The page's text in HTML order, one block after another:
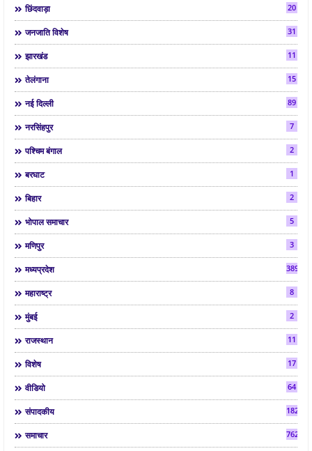
छिंदवाड़ा 20
जनजाति विशेष 31
झारखंड 11
तेलंगाना 15
नई दिल्ली 89
नरसिंहपुर 7
पश्चिम बंगाल 2
बरघाट 1
बिहार 2
भोपाल समाचार 5
मणिपुर 3
मध्यप्रदेश 3892
महाराष्ट्र 8
मुंबई 2
राजस्थान 11
विशेष 17
वीडियो 64
संपादकीय 182
समाचार 7624